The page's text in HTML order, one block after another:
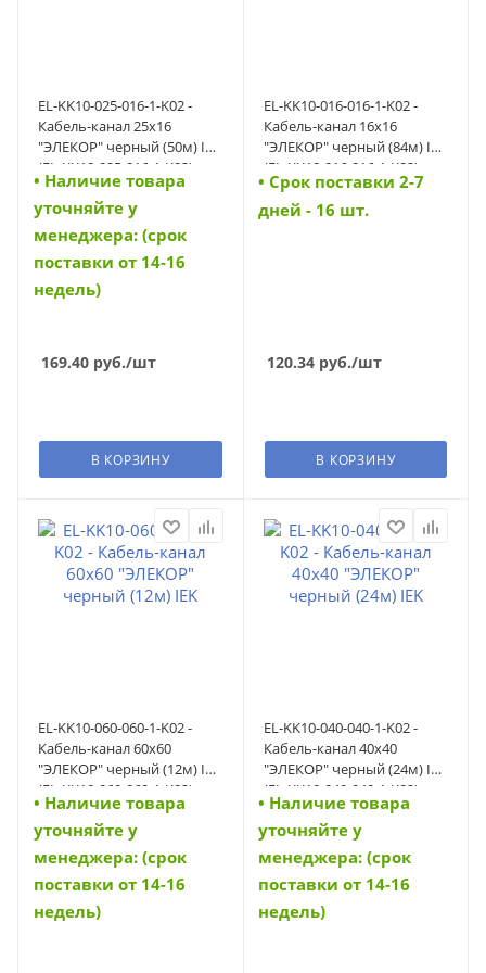
EL-KK10-025-016-1-K02 -
Кабель-канал 25х16
"ЭЛЕКОР" черный (50м) IEK
(EL-KK10-025-016-1-K02)
• Наличие товара
уточняйте у
менеджера: (срок
поставки от 14-16
недель)
169.40 руб./шт
В КОРЗИНУ
EL-KK10-016-016-1-K02 -
Кабель-канал 16х16
"ЭЛЕКОР" черный (84м) IEK
(EL-KK10-016-016-1-K02)
• Cрок поставки 2-7
дней - 16 шт.
120.34руб./шт
В КОРЗИНУ
EL-KK10-060-060-1-K02 -
Кабель-канал 60х60
"ЭЛЕКОР" черный (12м) IEK
(EL-KK10-060-060-1-K02)
• Наличие товара
уточняйте у
менеджера: (срок
поставки от 14-16
недель)
EL-KK10-040-040-1-K02 -
Кабель-канал 40х40
"ЭЛЕКОР" черный (24м) IEK
(EL-KK10-040-040-1-K02)
• Наличие товара
уточняйте у
менеджера: (срок
поставки от 14-16
недель)